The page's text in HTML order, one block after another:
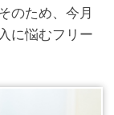
のため、今月
に悩むフリー